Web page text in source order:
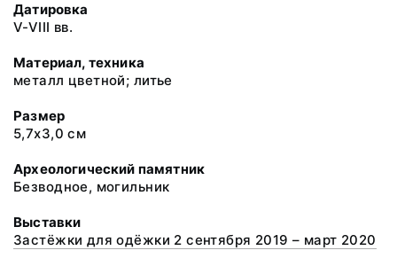
Датировка
V-VIII вв.
Материал, техника
металл цветной; литье
Размер
5,7х3,0 см
Археологический памятник
Безводное, могильник
Выставки
Застёжки для одёжки 2 сентября 2019 – март 2020